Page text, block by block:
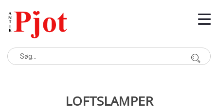
LOFTSLAMPER